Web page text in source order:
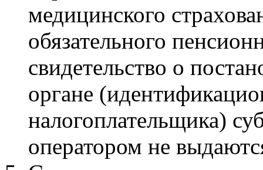
медицинского
обязательного
свидетельство о
органе
налогоплательщика)
оператором не